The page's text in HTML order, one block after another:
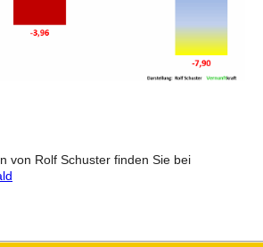
von Rolf Schuster finden Sie bei